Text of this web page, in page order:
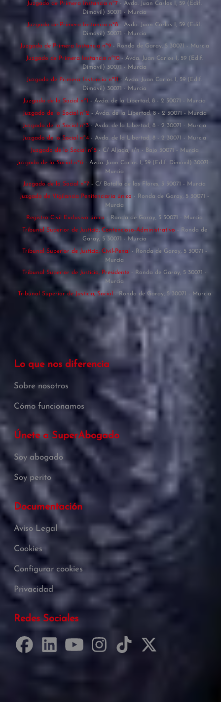
Juzgado de Primera Instancia nº7 - Avda. Juan Carlos I, 59 (Edif.
Dimóvil) 30071 - Murcia
Juzgado de Primera Instancia nº8 - Avda. Juan Carlos I, 59 (Edif.
Dimóvil) 30071 - Murcia
Juzgado de Primera Instancia nº9 - Ronda de Garay, 5 30071 - Murcia
Juzgado de Primera Instancia nº10 - Avda. Juan Carlos I, 59 (Edif.
Dimóvil) 30071 - Murcia
Juzgado de Primera Instancia nº11 - Avda. Juan Carlos I, 59 (Edif.
Dimóvil) 30071 - Murcia
Juzgado de lo Social nº1 - Avda. de la Libertad, 8 - 2 30071 - Murcia
Juzgado de lo Social nº2 - Avda. de la Libertad, 8 - 2 30071 - Murcia
Juzgado de lo Social nº3 - Avda. de la Libertad, 8 - 2 30071 - Murcia
Juzgado de lo Social nº4 - Avda. de la Libertad, 8 - 2 30071 - Murcia
Juzgado de lo Social nº5- C/ Aljada, s/n - Bajo 30071 - Murcia
Juzgado de lo Social nº6 - Avda. Juan Carlos I, 59 (Edif. Dimóvil) 30071 -
Murcia
Juzgado de lo Social nº7 - C/ Batalla de las Flores, 3 30071 - Murcia
Juzgado de Vigilancia Penitenciaria único - Ronda de Garay, 5 30071 -
Murcia
Registro Civil Exclusivo único - Ronda de Garay, 5 30071 - Murcia
Tribunal Superior de Justicia, Contencioso-Administrativo - Ronda de
Garay, 5 30071 - Murcia
Tribunal Superior de Justicia, Civil-Penal
- Ronda de Garay, 5 30071 -
Murcia
Tribunal Superior de Justicia, Presidente - Ronda de Garay, 5 30071 -
Murcia
Tribunal Superior de Justicia, Social - Ronda de Garay, 5 30071 - Murcia
Lo que nos diferencia
Sobre nosotros
Cómo funcionamos
Únete a SuperAbogado
Soy abogado
Soy perito
Documentación
Aviso Legal
Cookies
Configurar cookies
Privacidad
Redes Sociales